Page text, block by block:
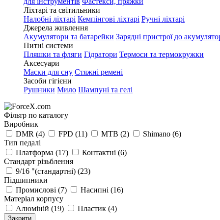
Ліхтарі та світильники
Налобні ліхтарі Кемпінгові ліхтарі Ручні ліхтарі
Джерела живлення
Акумулятори та батарейки Зарядні пристрої до
Питні системи
Пляшки та фляги Гідратори Термоси та термокружки
Аксесуари
Маски для сну Стяжні ремені
Засоби гігієни
Рушники Мило Шампуні та гелі
Фільтр по каталогу
Виробник
DMR (4) FPD (11) MTB (2) Shimano (6)
Тип педалі
Платформа (17) Контактні (6)
Стандарт різьблення
9/16 "(стандартні) (23)
Підшипники
Промислові (7) Насипні (16)
Матеріал корпусу
Алюміній (19) Пластик (4)
Закрити